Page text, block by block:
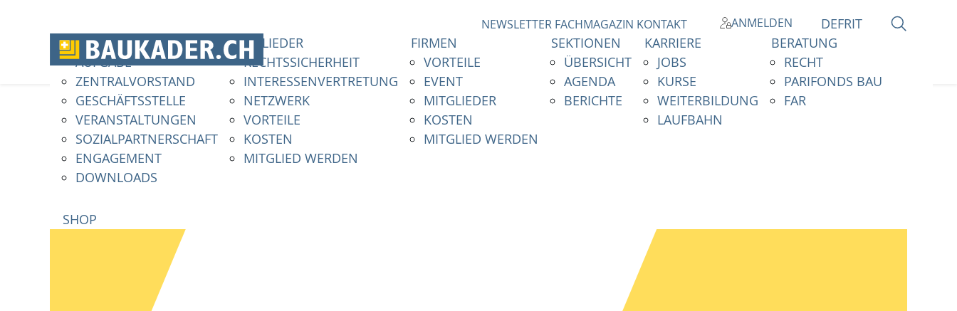
NEWSLETTER FACHMAGAZIN KONTAKT ANMELDEN DEFRIT
VERBAND
AUFGABE
ZENTRALVORSTAND
GESCHÄFTSSTELLE
VERANSTALTUNGEN
SOZIALPARTNERSCHAFT
ENGAGEMENT
DOWNLOADS
MITGLIEDER
RECHTSSICHERHEIT
INTERESSENVERTRETUNG
NETZWERK
VORTEILE
KOSTEN
MITGLIED WERDEN
FIRMEN
VORTEILE
EVENT
MITGLIEDER
KOSTEN
MITGLIED WERDEN
SEKTIONEN
ÜBERSICHT
AGENDA
BERICHTE
KARRIERE
JOBS
KURSE
WEITERBILDUNG
LAUFBAHN
BERATUNG
RECHT
PARIFONDS BAU
FAR
SHOP